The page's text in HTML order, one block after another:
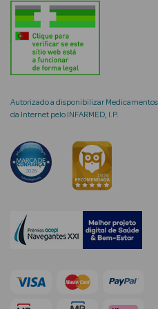
Rosto e
Cosmética
Rosto
Hidratantes
Séruns Faciais
Creme de Olhos
Anti-
envelhecimento
Autorizado a disponibilizar
da Internet pelo INFARMED, I.P.